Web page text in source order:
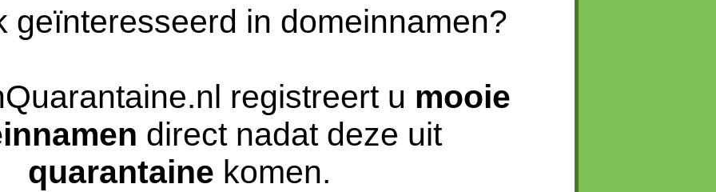
geïnteresseerd in domeinnamen?
registreert u mooie
direct nadat deze uit
quarantaine komen.